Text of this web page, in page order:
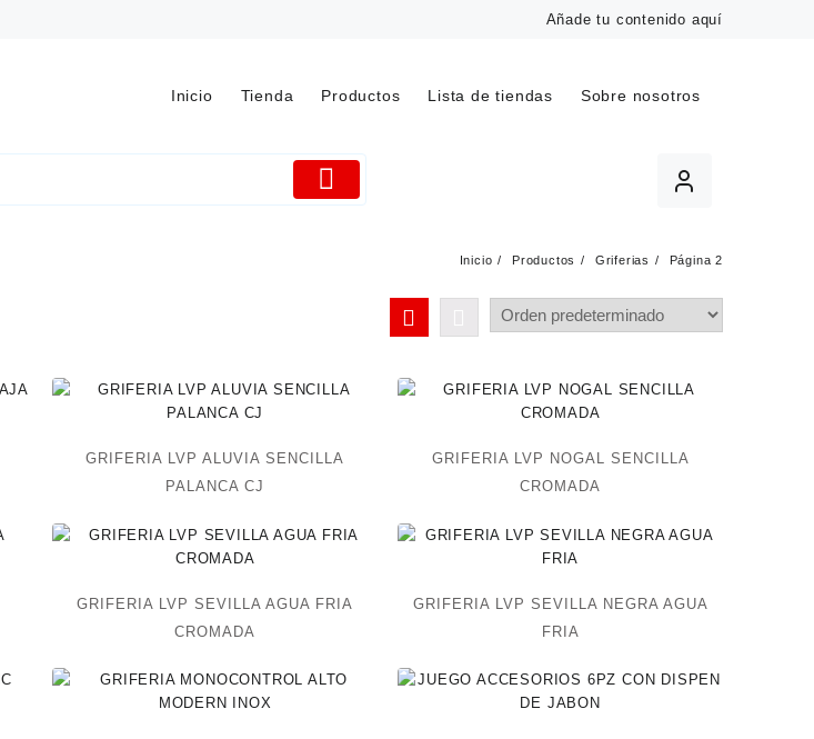
Añade tu contenido aquí
Inicio Tienda Productos Lista de tiendas Sobre nosotros
Inicio Productos Griferias Página 2
GRIFERIA LVP ALUVIA SENCILLA
PALANCA CJ
GRIFERIA LVP NOGAL SENCILLA
CROMADA
GRIFERIA LVP SEVILLA AGUA FRIA
CROMADA
GRIFERIA LVP SEVILLA NEGRA AGUA
FRIA